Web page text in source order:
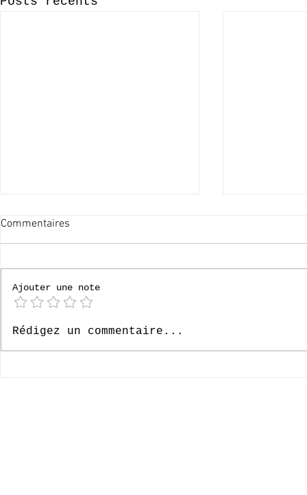
[P4] Loverval 2026
Commentaires
Ajouter une note
Rédigez un commentaire...